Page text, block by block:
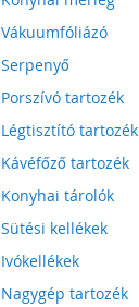
Vákuumfóliázó
Serpenyő
Porszívó tartozék
Légtisztító tartozék
Kávéfőző tartozék
Konyhai tárolók
Sütési kellékek
Ivókellékek
Nagygép tartozék